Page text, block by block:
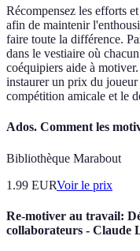
Récompensez les efforts
afin de maintenir
faire toute la différence.
dans le vestiaire où
coéquipiers aide à
instaurer un prix du
compétition amicale et le
Ados. Comment les
Bibliothèque Marabout
1.99 EURVoir le prix
Re-motiver au travail:
collaborateurs - Claude